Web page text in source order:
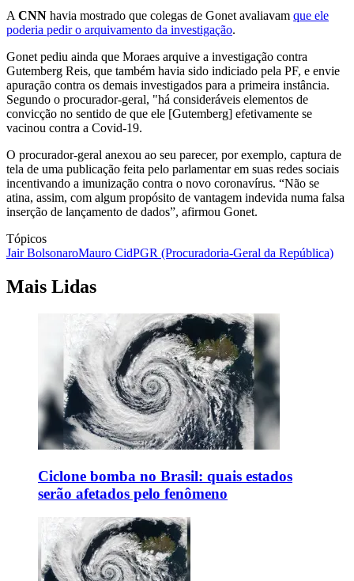
A CNN havia mostrado que colegas de Gonet avaliavam que ele
poderia pedir o arquivamento da investigação.
Gonet pediu ainda que Moraes arquive a investigação contra
Gutemberg Reis, que também havia sido indiciado pela PF, e envie
apuração contra os demais investigados para a primeira instância.
Segundo o procurador-geral, "há consideráveis elementos de
convicção no sentido de que ele [Gutemberg] efetivamente se
vacinou contra a Covid-19.
O procurador-geral anexou ao seu parecer, por exemplo, captura de
tela de uma publicação feita pelo parlamentar em suas redes sociais
incentivando a imunização contra o novo coronavírus. “Não se
atina, assim, com algum propósito de vantagem indevida numa falsa
inserção de lançamento de dados”, afirmou Gonet.
Tópicos
Jair BolsonaroMauro CidPGR (Procuradoria-Geral da República)
Mais Lidas
Ciclone bomba no Brasil: quais estados
serão afetados pelo fenômeno